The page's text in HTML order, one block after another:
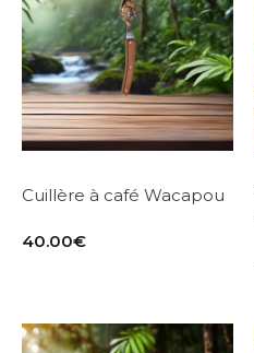
Cuillère à café Wacapou
40.00€